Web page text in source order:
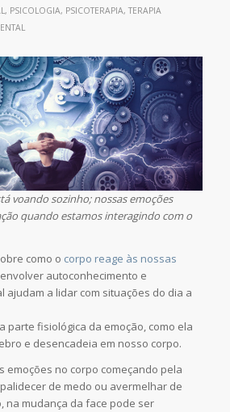
, PSICOLOGIA, PSICOTERAPIA, TERAPIA
voando sozinho; nossas emoções
quando estamos interagindo com o
como o corpo reage às nossas
autoconhecimento e
ajudam a lidar com situações do dia a
parte fisiológica da emoção, como ela
e desencadeia em nosso corpo.
emoções no corpo começando pela
de medo ou avermelhar de
na mudança da face pode ser